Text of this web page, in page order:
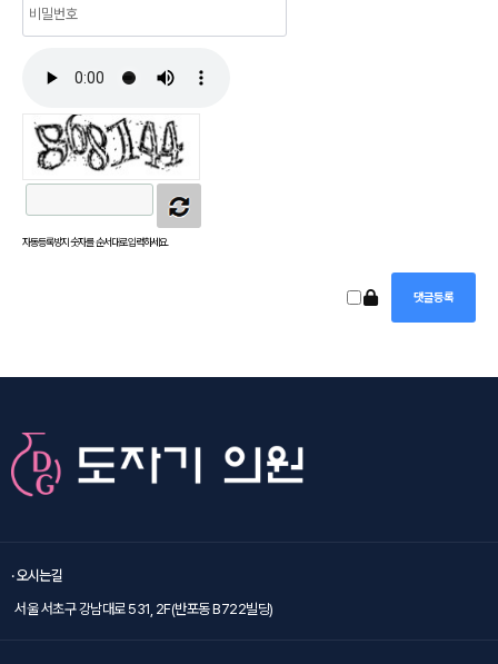
자동등록방지 숫자를 순서대로 입력하세요.
· 오시는길
서울 서초구 강남대로 531, 2F(반포동 B722빌딩)